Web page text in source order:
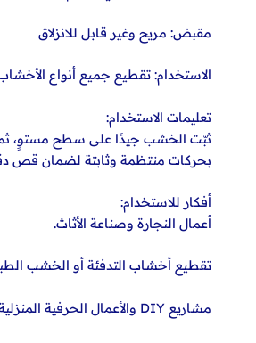
مقبض: مريح وغير قابل للانزلاق
الاستخدام: تقطيع جميع أنواع
تعليمات الاستخدام:
ثبّت الخشب جيدًا على سطح مستوٍ، ثم
بحركات منتظمة وثابتة لضمان قص
أفكار للاستخدام:
أعمال النجارة وصناعة الأثاث.
تقطيع أخشاب التدفئة أو الخشب
مشاريع DIY والأعمال الحرفية المنزلية.